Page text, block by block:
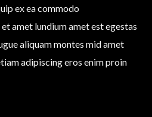
ex ea commodo
amet lundium amet est egestas
aliquam montes mid amet
adipiscing eros enim proin